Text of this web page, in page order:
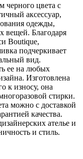
цвета с
аксессуар,
одежды,
вещей. Благодаря
Boutique,
подчеркивает
вид.
ее на любых
Изготовлена
к износу, она
стирки.
можно с доставкой
качества.
ателье и
и стиль.